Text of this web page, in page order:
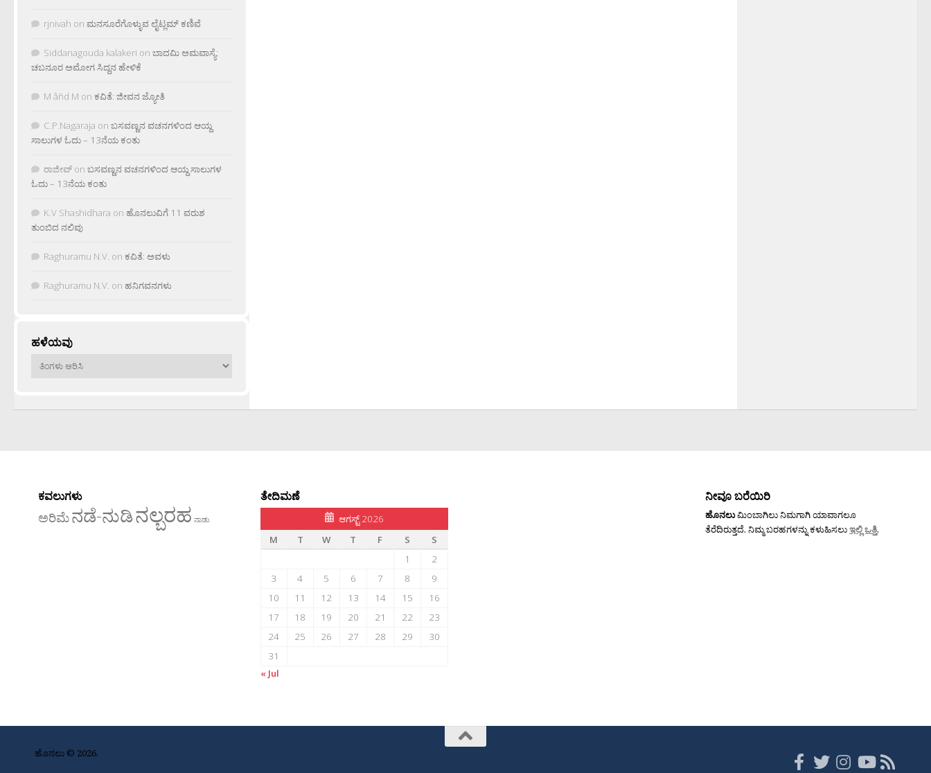
rjnivah on ಮನಸೂರೆಗೊಳ್ಳುವ ಲೈಟ್ಲಮ್ ಕಣಿವೆ
Siddanagouda kalakeri on ಬಾದಮಿ ಅಮವಾಸ್ಯೆ:
ಚಬನೂರ ಅಮೋಗ ಸಿದ್ದನ ಹೇಳಿಕೆ
M âñd M on ಕವಿತೆ: ಜೀವನ ಜ್ಯೋತಿ
C.P.Nagaraja on ಬಸವಣ್ಣನ ವಚನಗಳಿಂದ ಆಯ್ದ
ಸಾಲುಗಳ ಓದು – 13ನೆಯ ಕಂತು
ರಾಜೀವ್ on ಬಸವಣ್ಣನ ವಚನಗಳಿಂದ ಆಯ್ದ ಸಾಲುಗಳ
ಓದು – 13ನೆಯ ಕಂತು
K.V Shashidhara on ಹೊನಲುವಿಗೆ 11 ವರುಶ
ತುಂಬಿದ ನಲಿವು
Raghuramu N.V. on ಕವಿತೆ: ಅವಳು
Raghuramu N.V. on ಹನಿಗವನಗಳು
ಹಳೆಯವು
ಹಳೆಯವು
ಕವಲುಗಳು
ಅರಿಮೆನಡೆ-ನುಡಿನಲ್ಬರಹ ನಾಡು
ತೇದಿಮಣೆ
ಆಗಸ್ಟ್ 2026
M
T W T F S
S
1
2
3
4 5 6 7 8
9
10
11 12 13 14 15
16
17
18 19 20 21 22
23
24
25 26 27 28 29
30
31
« Jul
ನೀವೂ ಬರೆಯಿರಿ
ಹೊನಲುಮಿಂಬಾಗಿಲು ನಿಮಗಾಗಿ ಯಾವಾಗಲೂ
ತೆರೆದಿರುತ್ತದೆ. ನಿಮ್ಮ ಬರಹಗಳನ್ನು ಕಳುಹಿಸಲುಇಲ್ಲಿ ಒತ್ತಿ.
ಹೊನಲು © 2026.